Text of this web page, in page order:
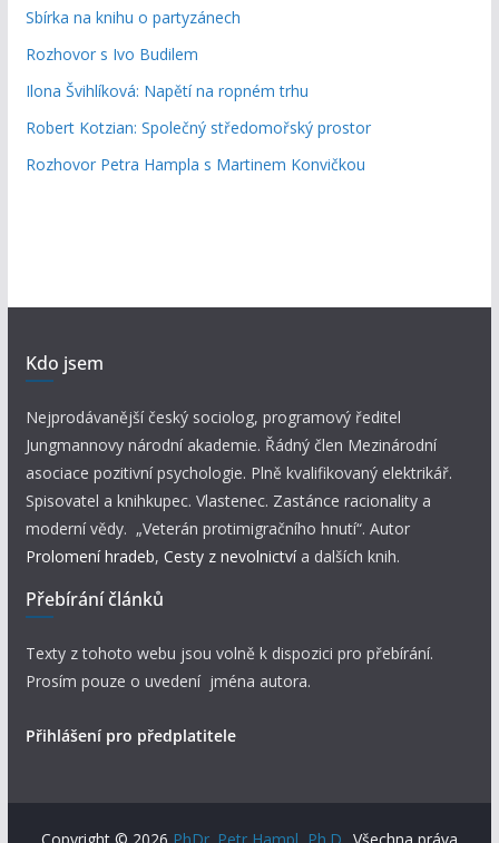
Sbírka na knihu o partyzánech
Rozhovor s Ivo Budilem
Ilona Švihlíková: Napětí na ropném trhu
Robert Kotzian: Společný středomořský prostor
Rozhovor Petra Hampla s Martinem Konvičkou
Kdo jsem
Nejprodávanější český sociolog, programový ředitel
Jungmannovy národní akademie. Řádný člen Mezinárodní
asociace pozitivní psychologie. Plně kvalifikovaný elektrikář.
Spisovatel a knihkupec. Vlastenec. Zastánce racionality a
moderní vědy. „Veterán protimigračního hnutí“. Autor
Prolomení hradeb, Cesty z nevolnictví a dalších knih.
Přebírání článků
Texty z tohoto webu jsou volně k dispozici pro přebírání.
Prosím pouze o uvedení jména autora.
Přihlášení pro předplatitele